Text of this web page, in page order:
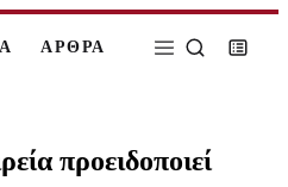
ΑΡΘΡΑ
προειδοποιεί